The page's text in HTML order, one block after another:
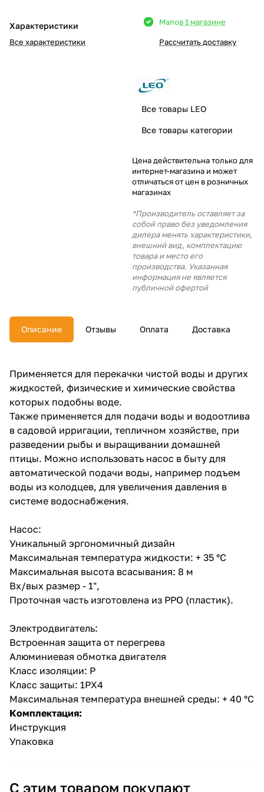
Характеристики
Все характеристики
Малов 1 магазине
Рассчитать доставку
Все товары LEO
Все товары категории
Цена действительна только для
интернет-магазина и может
отличаться от цен в розничных
магазинах
*Производитель оставляет за
собой право без уведомления
дилера менять характеристики,
внешний вид, комплектацию
товара и место его
производства. Указанная
информация не является
публичной офертой
Описание Отзывы Оплата Доставка
Применяется для перекачки чистой воды и других
жидкостей, физические и химические свойства
которых подобны воде.
Также применяется для подачи воды и водоотлива
в садовой ирригации, тепличном хозяйстве, при
разведении рыбы и выращивании домашней
птицы. Можно использовать насос в быту для
автоматической подачи воды, например подъем
воды из колодцев, для увеличения давления в
системе водоснабжения.
Насос:
Уникальный эргономичный дизайн
Максимальная температура жидкости: + 35 °С
Максимальная высота всасывания: 8 м
Вх/вых размер - 1",
Проточная часть изготовлена из РРО (пластик).
Электродвигатель:
Встроенная защита от перегрева
Алюминиевая обмотка двигателя
Класс изоляции: Р
Класс защиты: 1РХ4
Максимальная температура внешней среды: + 40 °С
Комплектация:
Инструкция
Упаковка
С этим товаром покупают
в корзину
% картой любого банка
% будут
с вашей карты